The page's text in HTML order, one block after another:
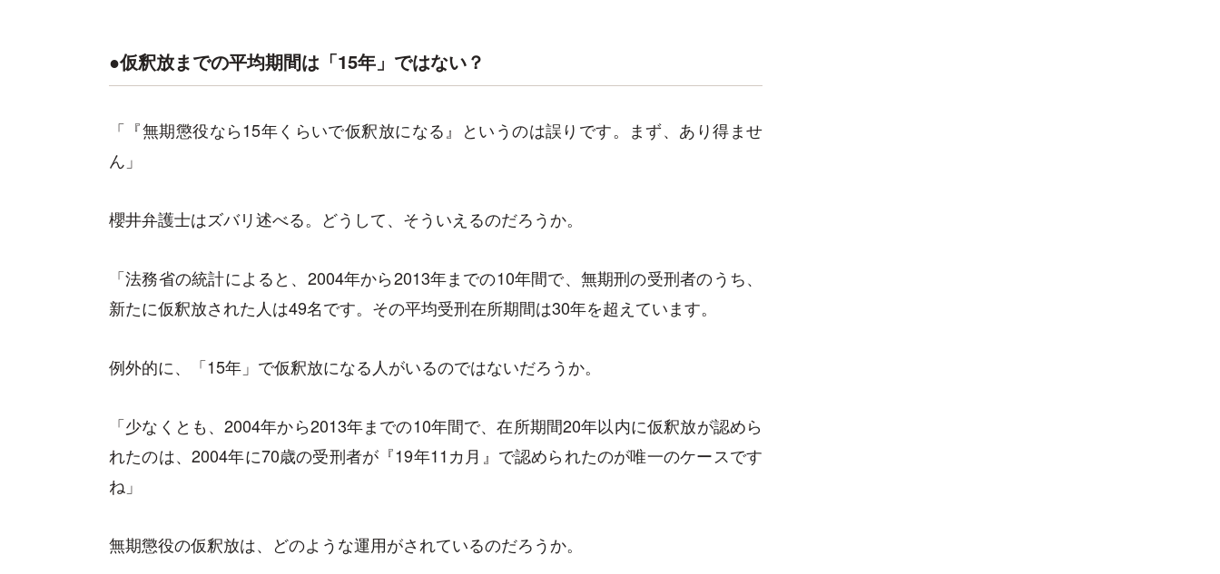
●仮釈放までの平均期間は「15年」ではない？
「『無期懲役なら15年くらいで仮釈放になる』というのは誤りです。まず、あり得ませ
ん」
櫻井弁護士はズバリ述べる。どうして、そういえるのだろうか。
「法務省の統計によると、2004年から2013年までの10年間で、無期刑の受刑者のうち、
新たに仮釈放された人は49名です。その平均受刑在所期間は30年を超えています。
例外的に、「15年」で仮釈放になる人がいるのではないだろうか。
「少なくとも、2004年から2013年までの10年間で、在所期間20年以内に仮釈放が認めら
れたのは、2004年に70歳の受刑者が『19年11カ月』で認められたのが唯一のケースです
ね」
無期懲役の仮釈放は、どのような運用がされているのだろうか。